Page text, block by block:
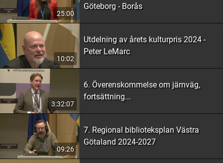
25:00
Göteborg - Borås
10:02
Utdelning av årets kulturpris 2024 -
Peter LeMarc
3:32:07
6. Överenskommelse om järnväg,
fortsättning...
09:26
7. Regional biblioteksplan Västra
Götaland 2024-2027